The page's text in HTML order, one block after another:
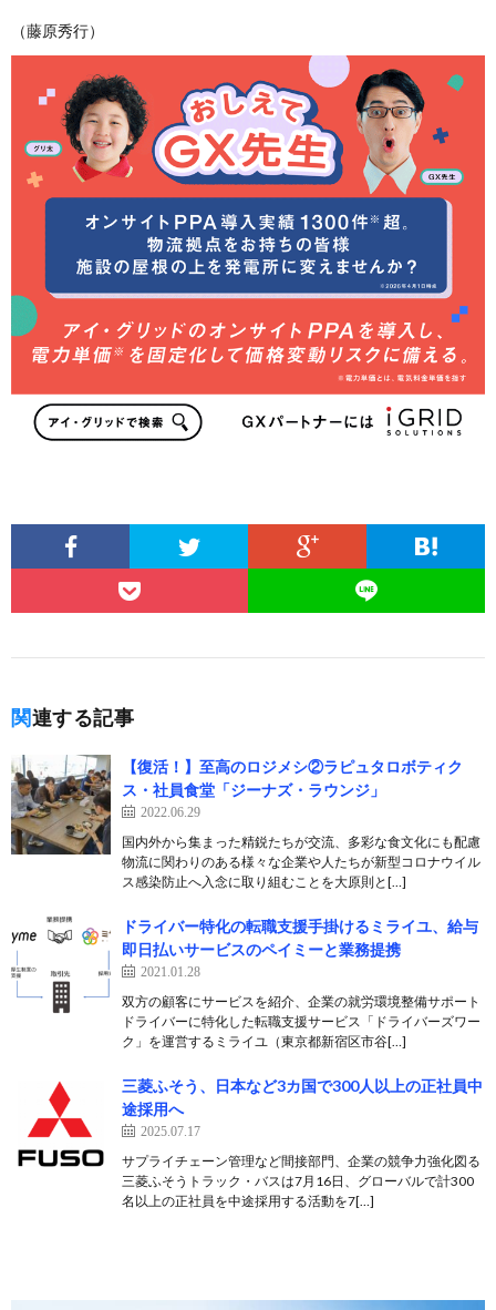
（藤原秀行）
関連する記事
【復活！】至高のロジメシ②ラピュタロボティク
ス・社員食堂「ジーナズ・ラウンジ」
2022.06.29
国内外から集まった精鋭たちが交流、多彩な食文化にも配慮
物流に関わりのある様々な企業や人たちが新型コロナウイル
ス感染防止へ入念に取り組むことを大原則と[…]
ドライバー特化の転職支援手掛けるミライユ、給与
即日払いサービスのペイミーと業務提携
2021.01.28
双方の顧客にサービスを紹介、企業の就労環境整備サポート
ドライバーに特化した転職支援サービス「ドライバーズワー
ク」を運営するミライユ（東京都新宿区市谷[…]
三菱ふそう、日本など3カ国で300人以上の正社員中
途採用へ
2025.07.17
サプライチェーン管理など間接部門、企業の競争力強化図る
三菱ふそうトラック・バスは7月16日、グローバルで計300
名以上の正社員を中途採用する活動を7[…]